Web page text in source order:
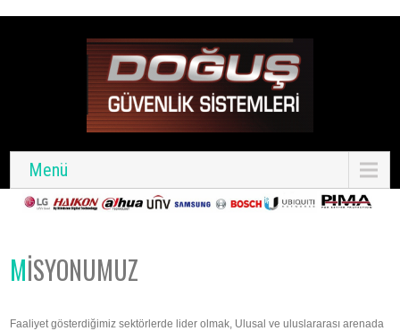
Menü
MISYONUMUZ
Faaliyet gösterdiğimiz sektörlerde lider olmak, Ulusal ve uluslararası arenada